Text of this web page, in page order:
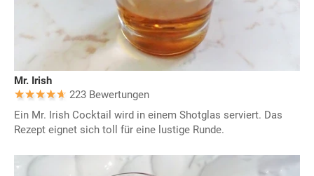
Mr. Irish
223 Bewertungen
Ein Mr. Irish Cocktail wird in einem Shotglas serviert. Das
Rezept eignet sich toll für eine lustige Runde.